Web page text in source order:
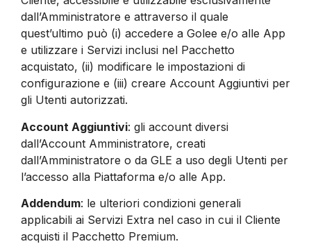
dall’Amministratore e attraverso il quale
quest’ultimo può (i) accedere a Golee e/o alle App
e utilizzare i Servizi inclusi nel Pacchetto
acquistato, (ii) modificare le impostazioni di
configurazione e (iii) creare Account Aggiuntivi per
gli Utenti autorizzati.
Account Aggiuntivi: gli account diversi
dall’Account Amministratore, creati
dall’Amministratore o da GLE a uso degli Utenti per
l’accesso alla Piattaforma e/o alle App.
Addendum: le ulteriori condizioni generali
applicabili ai Servizi Extra nel caso in cui il Cliente
acquisti il Pacchetto Premium.